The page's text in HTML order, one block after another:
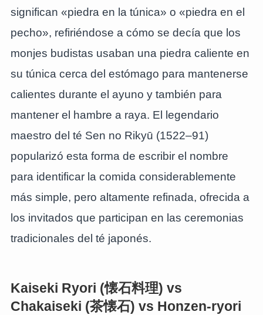
significan «piedra en la túnica» o «piedra en el
pecho», refiriéndose a cómo se decía que los
monjes budistas usaban una piedra caliente en
su túnica cerca del estómago para mantenerse
calientes durante el ayuno y también para
mantener el hambre a raya. El legendario
maestro del té Sen no Rikyū (1522–91)
popularizó esta forma de escribir el nombre
para identificar la comida considerablemente
más simple, pero altamente refinada, ofrecida a
los invitados que participan en las ceremonias
tradicionales del té japonés.
Kaiseki Ryori (懐石料理) vs
Chakaiseki (茶懐石) vs Honzen-ryori